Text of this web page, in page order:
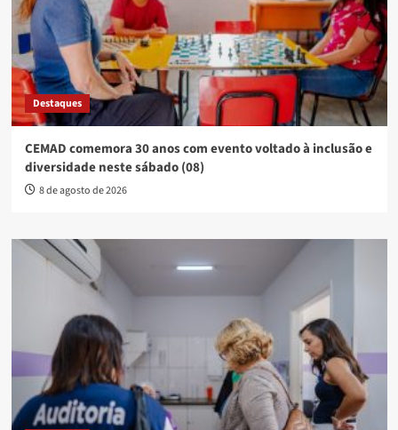
Destaques
CEMAD comemora 30 anos com evento voltado à inclusão e
diversidade neste sábado (08)
8 de agosto de 2026